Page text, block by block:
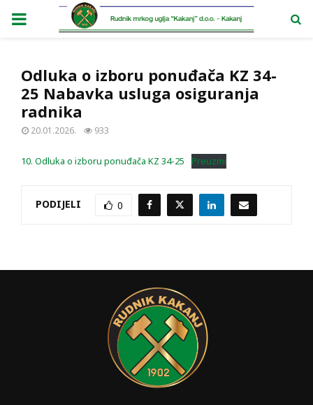
PRIMARY
Odluka o izboru ponuđača KZ 34-
25 Nabavka usluga osiguranja
radnika
20.01.2026. 933
10. Odluka o izboru ponuđača KZ 34-25 Preuzmi
PODIJELI 0